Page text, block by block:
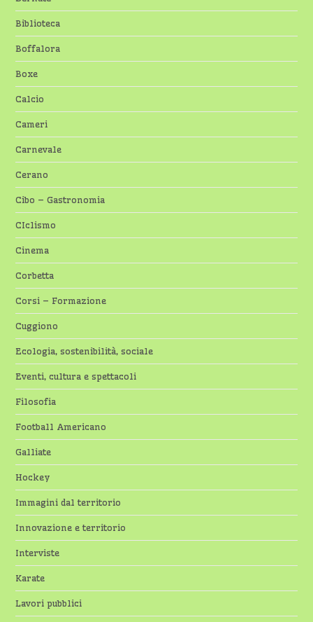
Biblioteca
Boffalora
Boxe
Calcio
Cameri
Carnevale
Cerano
Cibo – Gastronomia
CIclismo
Cinema
Corbetta
Corsi – Formazione
Cuggiono
Ecologia, sostenibilità, sociale
Eventi, cultura e spettacoli
Filosofia
Football Americano
Galliate
Hockey
Immagini dal territorio
Innovazione e territorio
Interviste
Karate
Lavori pubblici